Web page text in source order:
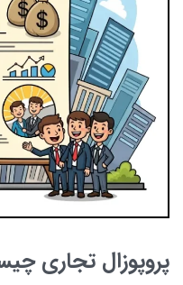
پروپوزال تجاری